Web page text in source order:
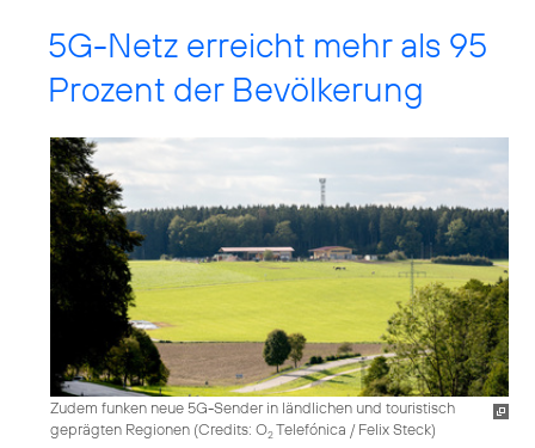
5G-Netz erreicht mehr als 95
Prozent der Bevölkerung
Zudem funken neue 5G-Sender in ländlichen und touristisch
geprägten Regionen (Credits: O2Telefónica / Felix Steck)